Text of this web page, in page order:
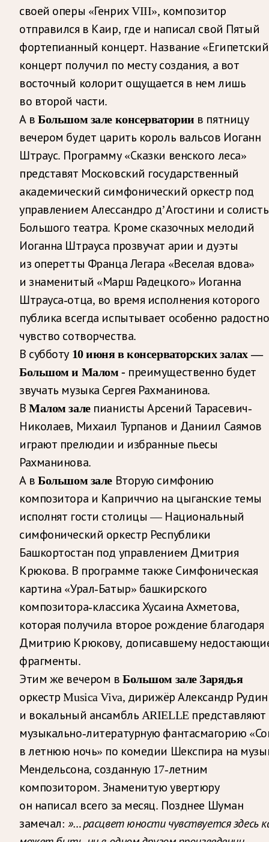
своей оперы «Генрих VIII», композитор
отправился в Каир, где и написал свой Пятый
фортепианный концерт. Название
концерт получил по месту создания, а вот
восточный колорит ощущается в нем лишь
во второй части.
А вБольшом зале консерватории в пятницу
вечером будет царить король вальсов Иоганн
Штраус. Программу «Сказки венского леса»
представят Московский государственный
академический симфонический оркестр под
управлением Алессандро д’Агостини и
Большого театра. Кроме сказочных мелодий
Иоганна Штрауса прозвучат арии и дуэты
из оперетты Франца Легара «Веселая вдова»
и знаменитый «Марш Радецкого» Иоганна
Штрауса-отца, во время исполнения которого
публика всегда испытывает особенно
чувство сотворчества.
В субботу 10 июня в консерваторских залах —
Большом и Малом - преимущественно будет
звучать музыка Сергея Рахманинова.
ВМалом залепианисты Арсений Тарасевич-
Николаев, Михаил Турпанов и Даниил Саямов
играют прелюдии и избранные пьесы
Рахманинова.
А вБольшом залеВторую симфонию
композитора и Каприччио на цыганские темы
исполнят гости столицы — Национальный
симфонический оркестр Республики
Башкортостан под управлением Дмитрия
Крюкова. В программе также Симфоническая
картина «Урал-Батыр» башкирского
композитора-классика Хусаина Ахметова,
которая получила второе рождение благодаря
Дмитрию Крюкову, дописавшему
фрагменты.
Этим же вечером вБольшом зале Зарядья
оркестр Musica Viva, дирижёр Александр Рудин
и вокальный ансамбль ARIELLE представляют
музыкально-литературную фантасмагорию
в летнюю ночь» по комедии Шекспира на
Мендельсона, созданную 17-летним
композитором. Знаменитую увертюру
он написал всего за месяц. Позднее Шуман
замечал: »… расцвет юности чувствуется здесь